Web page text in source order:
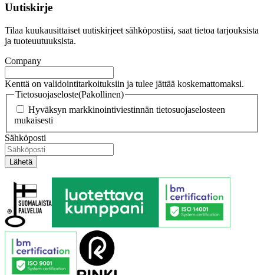
Uutiskirje
Tilaa kuukausittaiset uutiskirjeet sähköpostiisi, saat tietoa tarjouksista
ja tuoteuutuuksista.
Company
Kenttä on validointitarkoituksiin ja tulee jättää koskemattomaksi.
Tietosuojaseloste(Pakollinen)
Hyväksyn markkinointiviestinnän tietosuojaselosteen
mukaisesti
Sähköposti